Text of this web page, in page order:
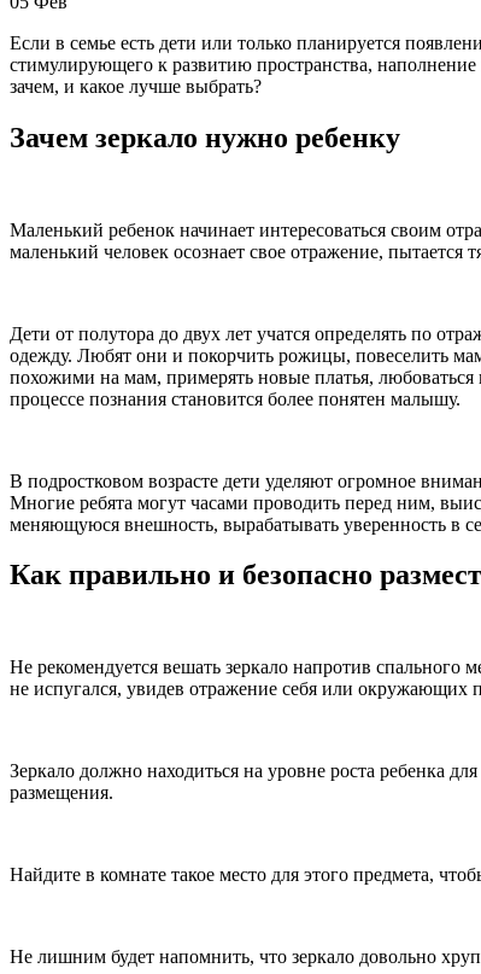
Если в семье есть дети или только планируется
стимулирующего к развитию пространства,
зачем, и какое лучше выбрать?
Зачем зеркало нужно ребенку
Маленький ребенок начинает интересоваться своим
маленький человек осознает свое отражение, пытается
Дети от полутора до двух лет учатся определять по
одежду. Любят они и покорчить рожицы, повеселить
похожими на мам, примерять новые платья, любоваться
процессе познания становится более понятен малышу.
В подростковом возрасте дети уделяют огромное
Многие ребята могут часами проводить перед ним,
меняющуюся внешность, вырабатывать уверенность в
Как правильно и безопасно
Не рекомендуется вешать зеркало напротив
не испугался, увидев отражение себя или окружающих
Зеркало должно находиться на уровне роста ребенка
размещения.
Найдите в комнате такое место для этого предмета,
Не лишним будет напомнить, что зеркало довольно